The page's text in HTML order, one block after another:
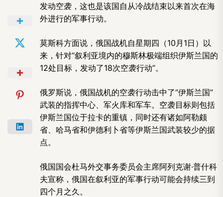
发动空袭，这也是该国自从冷战结束以来首次在海
外进行的军事行动。
莫斯科方面说，俄国战机自星期四（10月1日）以
来，针对“叙利亚境内的穆斯林极端组织伊斯兰国的
12处目标，发动了18次空袭行动”。
俄罗斯说，俄国战机的空袭行动击中了“伊斯兰国”
武装的指挥中心、军火库和军车。空袭目标则包括
伊斯兰国位于拉卡的重镇，同时还有诸如阿勒颇
省、哈马省和伊德利卜省等伊斯兰国武装较少的据
点。
俄国国会杜马外交事务委员会主席阿列克谢·普什科
夫宣称，俄国在叙利亚的军事行动可能会持续三到
四个月之久。